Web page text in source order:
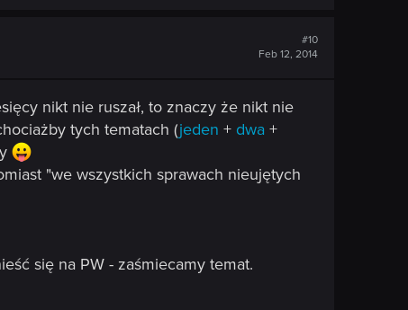
#10
Feb 12, 2014
nikt nie ruszał, to znaczy że nikt nie
tych tematach (jeden + dwa +
"we wszystkich sprawach nieujętych
się na PW - zaśmiecamy temat.